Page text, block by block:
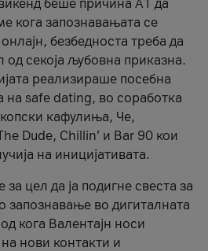
беше причина А1 да
кога запознавањата се
безбедноста треба да
од секоја љубовна приказна.
реализираше посебна
на safe dating, во соработка
кафулиња, Че,
Dude, Chillin’ и Bar 90 кои
на иницијативата.
цел да ја подигне свеста за
запознавање во дигиталната
кога Валентајн носи
нови контакти и